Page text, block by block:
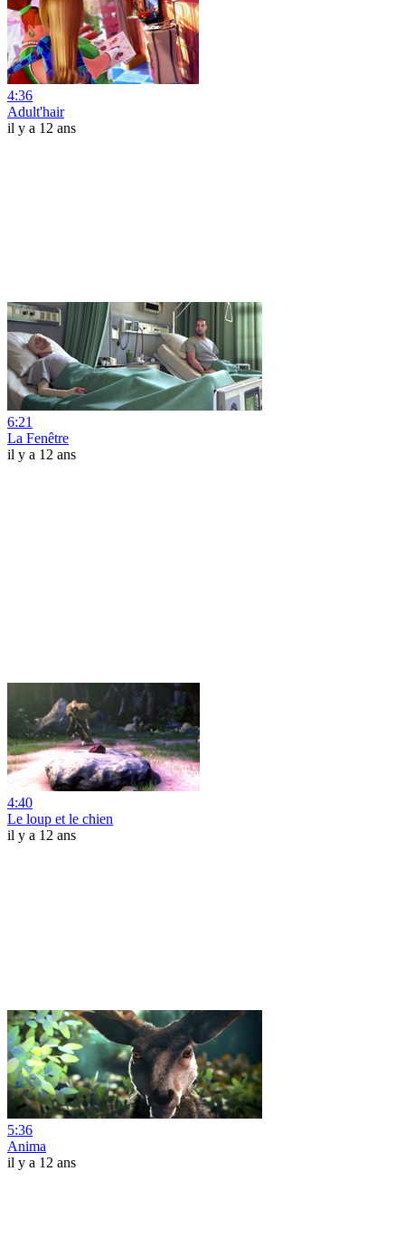
4:36
Adult'hair
il y a 12 ans
6:21
La Fenêtre
il y a 12 ans
4:40
Le loup et le chien
il y a 12 ans
5:36
Anima
il y a 12 ans